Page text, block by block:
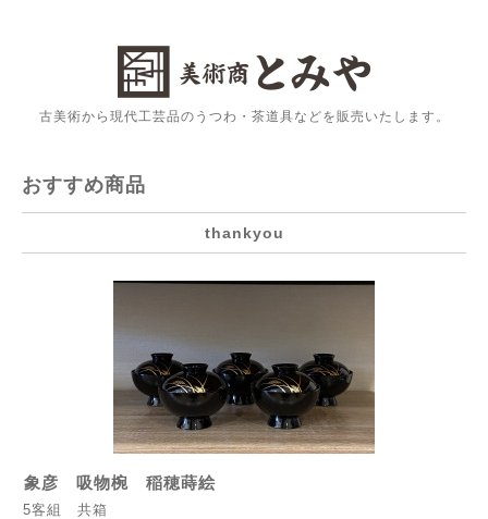
古美術から現代工芸品のうつわ・茶道具などを販売いたします。
おすすめ商品
thankyou
象彦 吸物椀 稲穂蒔絵
5客組 共箱